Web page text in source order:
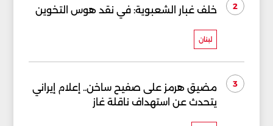
2 خلف غبار الشعبوية: في نقد هوس التخوين
لبنان
3
مضيق هرمز على صفيح ساخن.. إعلام إيراني
يتحدث عن استهداف ناقلة غاز